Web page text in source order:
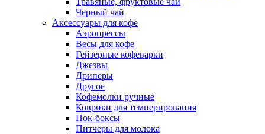
Черный чай
Аксессуары для кофе
Аэропрессы
Весы для кофе
Гейзерные кофеварки
Джезвы
Дриперы
Другое
Кофемолки ручные
Коврики для темперирования
Нок-боксы
Питчеры для молока